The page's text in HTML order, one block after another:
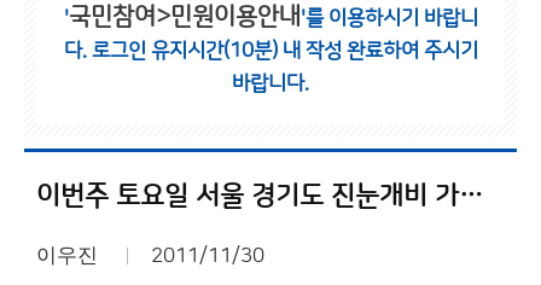
'국민참여>민원이용안내 '를 이용하시기 바랍니
다. 로그인 유지시간(10분) 내 작성 완료하여 주시기
바랍니다.
이번주 토요일 서울 경기도 진눈개비 가능성 약간 있음
이우진 2011/11/30